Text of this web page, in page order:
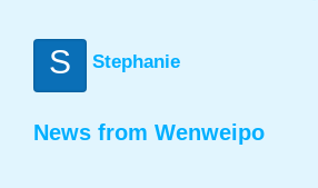
S Stephanie
News from Wenweipo